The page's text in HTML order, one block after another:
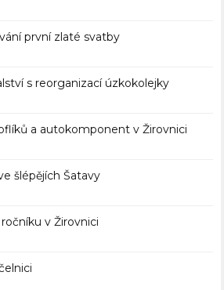
první zlaté svatby
s reorganizací úzkokolejky
a autokomponent v Žirovnici
šlépějích Šatavy
v Žirovnici